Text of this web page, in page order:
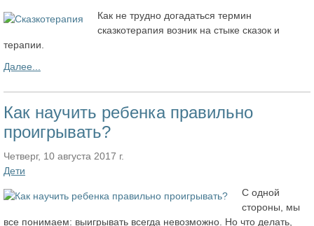
Как не трудно догадаться термин
сказкотерапия возник на стыке сказок и
терапии.
Далее...
Как научить ребенка правильно
проигрывать?
Четверг, 10 августа 2017 г.
Дети
С одной
стороны, мы
все понимаем: выигрывать всегда невозможно. Но что делать,